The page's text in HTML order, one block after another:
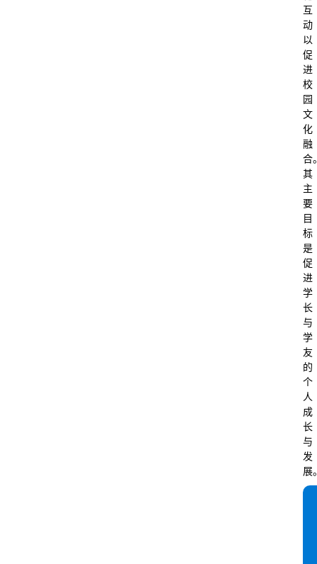
互
动
以
促
进
校
园
文
化
融
合
其
主
要
目
标
是
促
进
学
长
与
学
友
的
个
人
成
长
与
发
展